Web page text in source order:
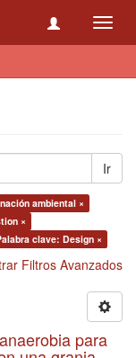
Ir
ambiental ×
×
clave: Design ×
Filtros Avanzados
para